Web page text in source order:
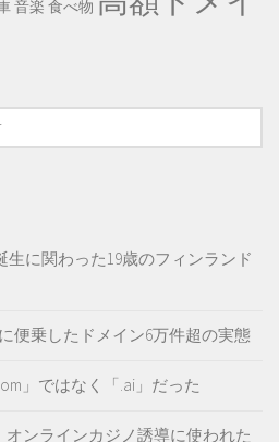
音楽 食べ物
生に関わった19歳のフィンランド
便乗したドメイン6万件超の実態
」ではなく「.ai」だった
ンラインカジノ誘導に使われた